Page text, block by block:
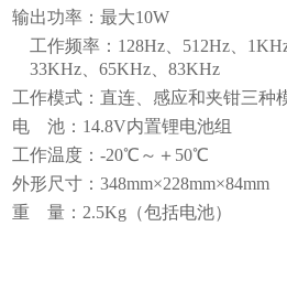
输出功率：最大10W
工作频率： 128Hz、512Hz、
33KHz、65KHz、83KHz
工作模式：直连、感应和夹钳三种
电 池：14.8V内置锂电池组
工作温度：-20℃～＋50℃
外形尺寸：348mm×228mm×84mm
重 量：2.5Kg（包括电池）